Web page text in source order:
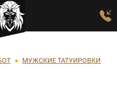
МУЖСКИЕ ТАТУИРОВКИ